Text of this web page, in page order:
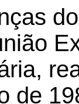
de